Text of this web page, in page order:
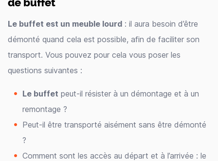
Le buffet est un meuble lourd : il aura besoin d’être
démonté quand cela est possible, afin de faciliter son
transport. Vous pouvez pour cela vous poser les
questions suivantes :
Le buffet peut-il résister à un démontage et à un
remontage ?
Peut-il être transporté aisément sans être démonté
?
Comment sont les accès au départ et à l’arrivée : le